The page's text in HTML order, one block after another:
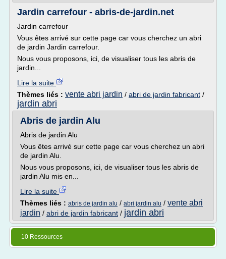
Jardin carrefour - abris-de-jardin.net
Jardin carrefour
Vous êtes arrivé sur cette page car vous cherchez un abri
de jardin Jardin carrefour.
Nous vous proposons, ici, de visualiser tous les abris de
jardin...
Lire la suite
Thèmes liés : vente abri jardin / abri de jardin fabricant /
jardin abri
Abris de jardin Alu
Abris de jardin Alu
Vous êtes arrivé sur cette page car vous cherchez un abri
de jardin Alu.
Nous vous proposons, ici, de visualiser tous les abris de
jardin Alu mis en...
Lire la suite
Thèmes liés : abris de jardin alu / abri jardin alu / vente abri
jardin / abri de jardin fabricant / jardin abri
10 Ressources